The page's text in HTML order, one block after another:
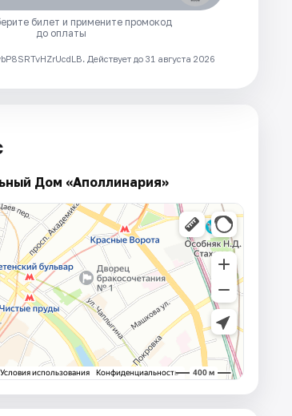
билет и примените промокод
до оплаты
Действует до 31 августа 2026
Дом «Аполлинария»